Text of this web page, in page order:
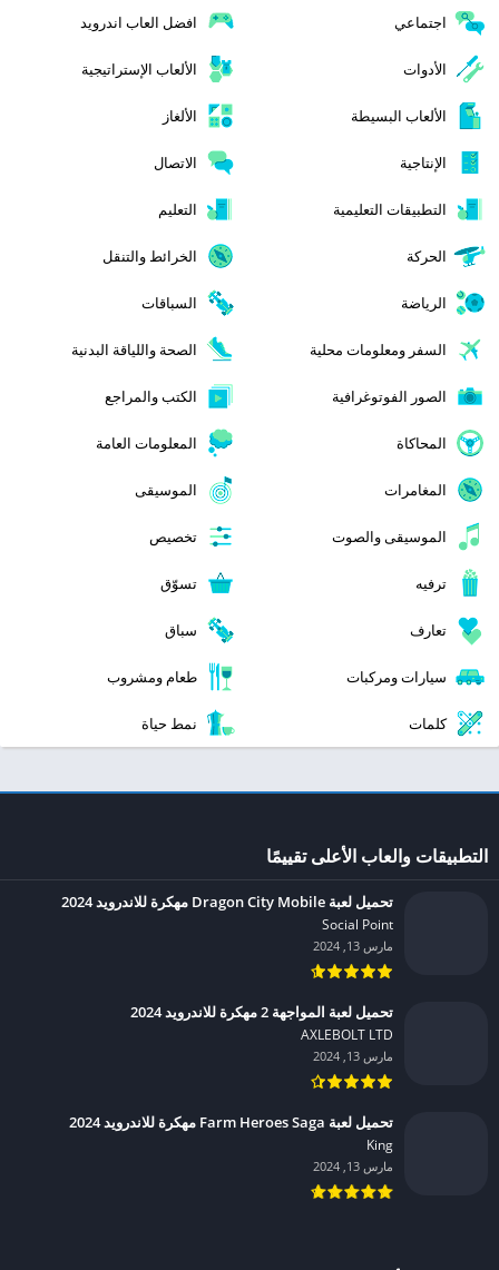
اجتماعي افضل العاب اندرويد
الأدوات الألعاب الإستراتيجية
الألعاب البسيطة الألغاز
الإنتاجية الاتصال
التطبيقات التعليمية التعليم
الحركة الخرائط والتنقل
الرياضة السباقات
السفر ومعلومات محلية الصحة واللياقة البدنية
الصور الفوتوغرافية الكتب والمراجع
المحاكاة المعلومات العامة
المغامرات الموسيقى
الموسيقى والصوت تخصيص
ترفيه تسوّق
تعارف سباق
سيارات ومركبات طعام ومشروب
كلمات نمط حياة
التطبيقات والعاب الأعلى تقييمًا
تحميل لعبة Dragon City Mobile مهكرة للاندرويد 2024
Social Point‏
مارس 13, 2024
تحميل لعبة المواجهة 2 مهكرة للاندرويد 2024
AXLEBOLT LTD‏
مارس 13, 2024
تحميل لعبة Farm Heroes Saga مهكرة للاندرويد 2024
King‏
مارس 13, 2024